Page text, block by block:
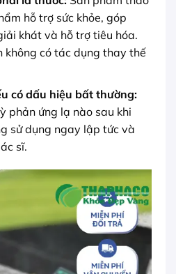
hỗ trợ sức khỏe, góp
khát và hỗ trợ tiêu hóa.
không có tác dụng thay thế
có dấu hiệu bất thường:
phản ứng lạ nào sau khi
sử dụng ngay lập tức và
sĩ.